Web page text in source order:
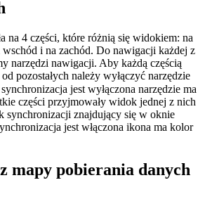
na 4 części, które różnią się widokiem: na
wschód i na zachód. Do nawigacji każdej z
narzędzi nawigacji. Aby każdą częścią
pozostałych należy wyłączyć narzędzie
jest wyłączona narzędzie ma
części przyjmowały widok jednej z nich
synchronizacji znajdujący się w oknie
jest włączona ikona ma kolor
mapy pobierania danych